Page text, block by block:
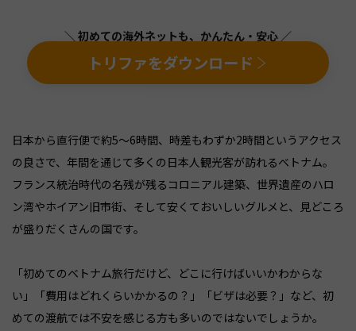
＼ 初めての海外ネットも、かんたん・安心 ／
トリファをダウンロード
日本から直行便で約5〜6時間、時差もわずか2時間というアクセス
の良さで、年間を通じて多くの日本人観光客が訪れるベトナム。
フランス統治時代の名残が残るコロニアル建築、世界遺産のハロ
ン湾やホイアン旧市街、そして安くておいしいグルメと、見どころ
が盛りだくさんの国です。
「初めてのベトナム旅行だけど、どこに行けばいいかわからな
い」「費用はどれくらいかかるの？」「ビザは必要？」など、初
めての渡航では不安を感じる方も多いのではないでしょうか。